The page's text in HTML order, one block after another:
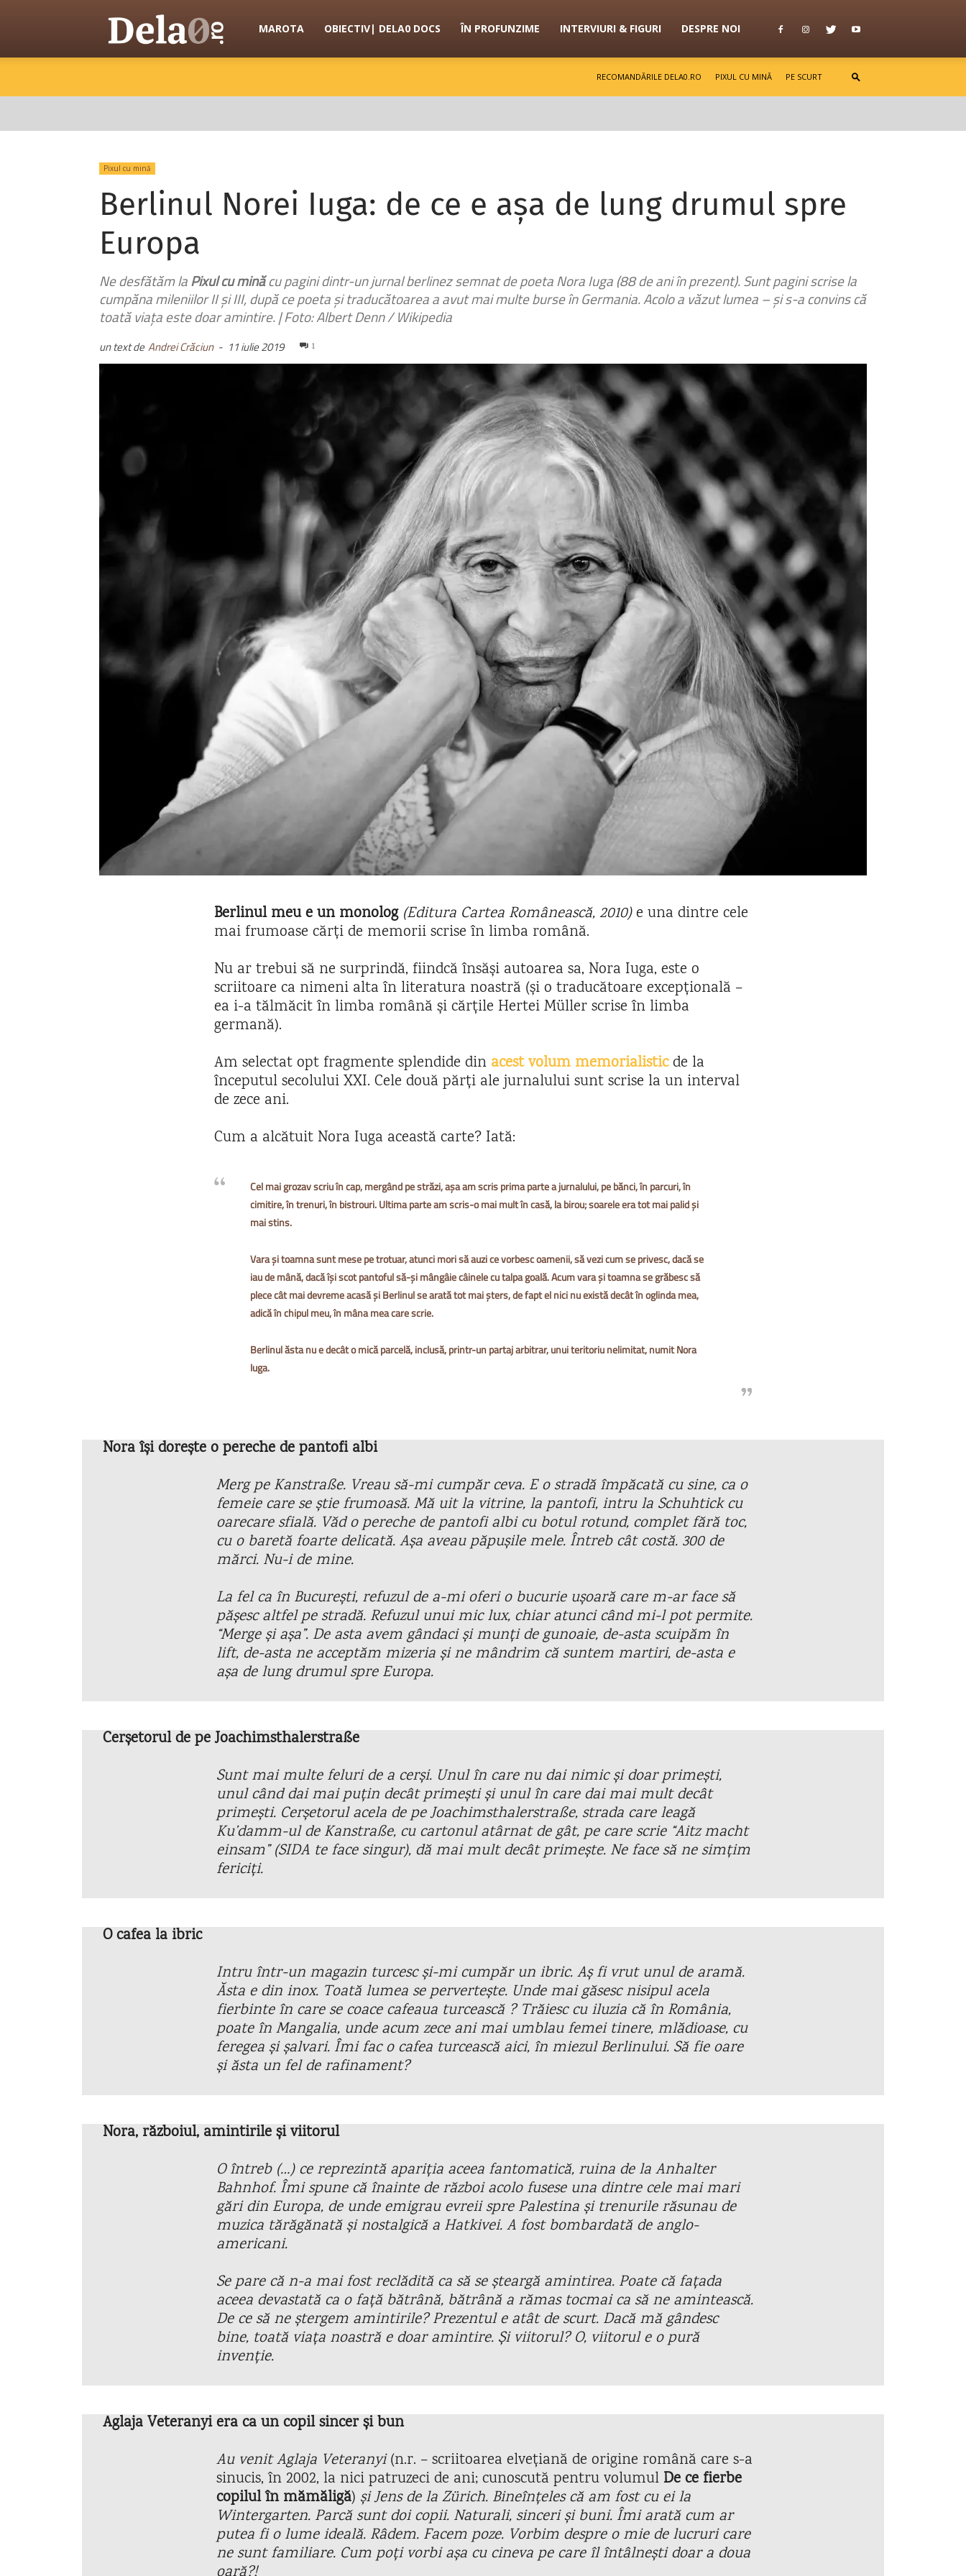
Dela0
MAROTA OBIECTIV| DELA0 DOCS ÎN PROFUNZIME INTERVIURI & FIGURI DESPRE NOI
RECOMANDĂRILE DELA0.RO PIXUL CU MINĂ PE SCURT
Pixul cu mină
Berlinul Norei Iuga: de ce e așa de lung drumul spre
Europa
Ne desfătăm laPixul cu minăcu pagini dintr-un jurnal berlinez semnat de poeta Nora Iuga (88 de ani în prezent). Sunt pagini scrise la
cumpăna mileniilor II și III, după ce poeta și traducătoarea a avut mai multe burse în Germania. Acolo a văzut lumea – și s-a convins că
toată viața este doar amintire. | Foto: Albert Denn / Wikipedia
un text de Andrei Crăciun - 11 iulie 2019 1
Berlinul meu e un monolog (Editura Cartea Românească, 2010)e una dintre cele
mai frumoase cărți de memorii scrise în limba română.
Nu ar trebui să ne surprindă, fiindcă însăși autoarea sa, Nora Iuga, este o
scriitoare ca nimeni alta în literatura noastră (și o traducătoare excepțională –
ea i-a tălmăcit în limba română și cărțile HerteiMüllerscrise în limba
germană).
Am selectat opt fragmente splendide din acest volum memorialisticde la
începutul secolului XXI. Cele două părți ale jurnalului sunt scrise la un interval
de zece ani.
Cum a alcătuit Nora Iuga această carte? Iată:
Cel mai grozav scriu în cap, mergând pe străzi, așa am scris prima parte a jurnalului, pe bănci, în parcuri, în
cimitire, în trenuri, în bistrouri. Ultima parte am scris-o mai mult în casă, la birou; soarele era tot mai palid și
mai stins.
Vara și toamna sunt mese pe trotuar, atunci mori să auzi ce vorbesc oamenii, să vezi cum se privesc, dacă se
iau de mână, dacă își scot pantoful să-și mângâie câinele cu talpa goală. Acum vara și toamna se grăbesc să
plece cât mai devreme acasă și Berlinul se arată tot mai șters, de fapt el nici nu există decât în oglinda mea,
adică în chipul meu, în mâna mea care scrie.
Berlinul ăsta nu e decât o mică parcelă, inclusă, printr-un partaj arbitrar, unui teritoriu nelimitat, numit Nora
Iuga.
Nora își dorește o pereche de pantofi albi
Merg pe Kanstraße. Vreau să-mi cumpăr ceva. E o stradă împăcată cu sine, ca o
femeie care se știe frumoasă. Mă uit la vitrine, la pantofi, intru la Schuhtick cu
oarecare sfială. Văd o pereche de pantofi albi cu botul rotund, complet fără toc,
cu o baretă foarte delicată. Așa aveau păpușile mele. Întreb cât costă. 300 de
mărci. Nu-i de mine.
La fel ca în București, refuzul de a-mi oferi o bucurie ușoară care m-ar face să
pășesc altfel pe stradă. Refuzul unui mic lux, chiar atunci când mi-l pot permite.
“Merge și așa”. De asta avem gândaci și munți de gunoaie, de-asta scuipăm în
lift, de-asta ne acceptăm mizeria și ne mândrim că suntem martiri, de-asta e
așa de lung drumul spre Europa.
Cerșetorul de pe Joachimsthalerstraße
Sunt mai multe feluri de a cerși. Unul în care nu dai nimic și doar primești,
unul când dai mai puțin decât primești și unul în care dai mai mult decât
primești. Cerșetorul acela de pe Joachimsthalerstraße, strada care leagă
Ku’damm-ul de Kanstraße, cu cartonul atârnat de gât, pe care scrie “Aitz macht
einsam” (SIDA te face singur), dă mai mult decât primește. Ne face să ne simțim
fericiți.
O cafea la ibric
Intru într-un magazin turcesc și-mi cumpăr un ibric. Aș fi vrut unul de aramă.
Ăsta e din inox. Toată lumea se pervertește. Unde mai găsesc nisipul acela
fierbinte în care se coace cafeaua turcească ? Trăiesc cu iluzia că în România,
poate în Mangalia, unde acum zece ani mai umblau femei tinere, mlădioase, cu
feregea și șalvari. Îmi fac o cafea turcească aici, în miezul Berlinului. Să fie oare
și ăsta un fel de rafinament?
Nora, războiul, amintirile și viitorul
O întreb (…) ce reprezintă apariția aceea fantomatică, ruina de la Anhalter
Bahnhof. Îmi spune că înainte de război acolo fusese una dintre cele mai mari
gări din Europa, de unde emigrau evreii spre Palestina și trenurile răsunau de
muzica tărăgănată și nostalgică a Hatkivei. A fost bombardată de anglo-
americani.
Se pare că n-a mai fost reclădită ca să se șteargă amintirea. Poate că fațada
aceea devastată ca o față bătrână, bătrână a rămas tocmai ca să ne amintească.
De ce să ne ștergem amintirile? Prezentul e atât de scurt. Dacă mă gândesc
bine, toată viața noastră e doar amintire. Și viitorul? O, viitorul e o pură
invenție.
Aglaja Veteranyi era ca un copil sincer și bun
Au venit Aglaja Veteranyi(n.r. – scriitoarea elvețiană de origine română care s-a
sinucis, în 2002, la nici patruzeci de ani; cunoscută pentru volumulDe ce fierbe
copilul în mămăligă) și Jens de la Zürich. Bineînțeles că am fost cu ei la
Wintergarten. Parcă sunt doi copii. Naturali, sinceri și buni. Îmi arată cum ar
putea fi o lume ideală. Râdem. Facem poze. Vorbim despre o mie de lucruri care
ne sunt familiare. Cum poți vorbi așa cu cineva pe care îl întâlnești doar a doua